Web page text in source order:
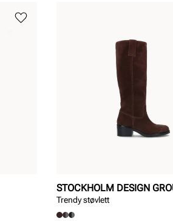
STOCKHOLM DESIGN
Trendy støvlett